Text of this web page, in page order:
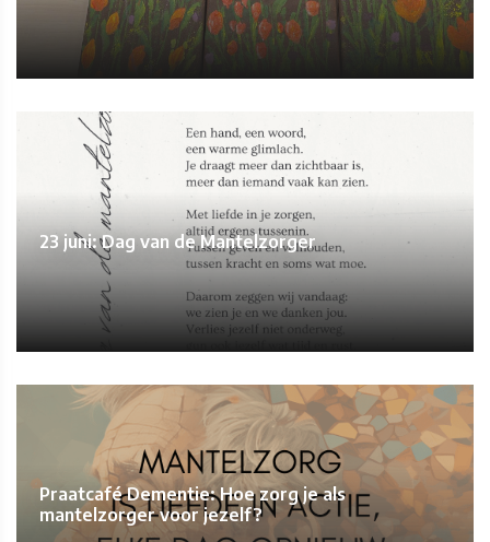
23 juni: Dag van de Mantelzorger
Praatcafé Dementie: Hoe zorg je als
mantelzorger voor jezelf?